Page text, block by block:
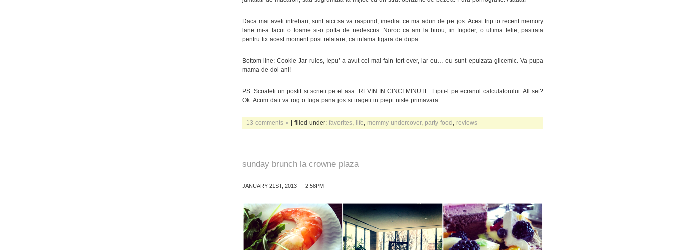
Daca mai aveti intrebari, sunt aici sa va raspund, imediat ce ma adun de pe jos. Acest trip to recent memory
lane mi-a facut o foame si-o pofta de nedescris. Noroc ca am la birou, in frigider, o ultima felie, pastrata
pentru fix acest moment post relatare, ca infama tigara de dupa…
Bottom line: Cookie Jar rules, Iepu’ a avut cel mai fain tort ever, iar eu… eu sunt epuizata glicemic. Va pupa
mama de doi ani!
PS: Scoateti un postit si scrieti pe el asa: REVIN IN CINCI MINUTE. Lipiti-l pe ecranul calculatorului. All set?
Ok. Acum dati va rog o fuga pana jos si trageti in piept niste primavara.
13 comments » | filled under: favorites life mommy undercover, party food reviews
sunday brunch la crowne plaza
JANUARY 21ST, 2013 — 2:58PM